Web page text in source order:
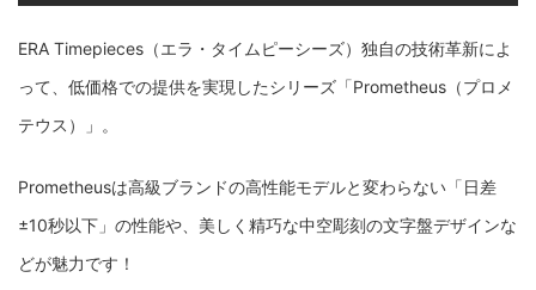
ERA Timepieces（エラ・タイムピーシーズ）独自の技術革新によ
って、低価格での提供を実現したシリーズ「Prometheus（プロメ
テウス）」。
Prometheusは高級ブランドの高性能モデルと変わらない「日差
±10秒以下」の性能や、美しく精巧な中空彫刻の文字盤デザインな
どが魅力です！